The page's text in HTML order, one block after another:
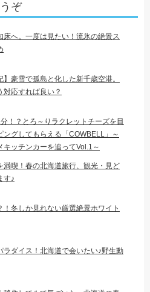
ぞ
床へ。一度は見たい！流氷の絶景ス
】豪雪で孤島と化した新千歳空港。
対応すれば良い？
！？とろ～りラクレットチーズを目
ングしてもらえる「COWBELL」～
キッチンカーを追ってVol.1～
満喫！春の北海道旅行、観光・見ど
す♪
！冬しか見れない厳選絶景ホワイト
ラダイス！北海道で会いたい♪野生動